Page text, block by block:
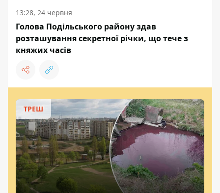
13:28, 24 червня
Голова Подільського району здав
розташування секретної річки, що тече з
княжих часів
ТРЕШ